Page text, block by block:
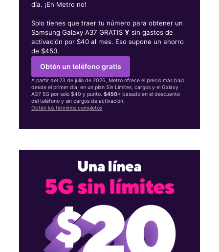
día. ¡En Metro no!
Solo tienes que traer tu número para obtener un
Samsung Galaxy A37 GRATISY sin gastos de
activación por $40 al mes. Eso supone un ahorro
de $450.
Obtén un teléfono gratis
A partir del 23 de julio de 2026, Metro ofrece el precio más bajo,
desde el primer día, en un plan Sin Límites, cargos y el Galaxy
A37 5G por solo $40 y punto.$450+ basado en el descuento
del teléfono y sin cargos de activación.
Obtén los términos completos